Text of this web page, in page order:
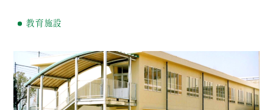
教育施設